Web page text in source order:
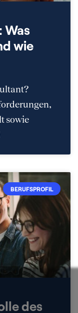
Was
wie
sowie
BERUFSPROFIL
des